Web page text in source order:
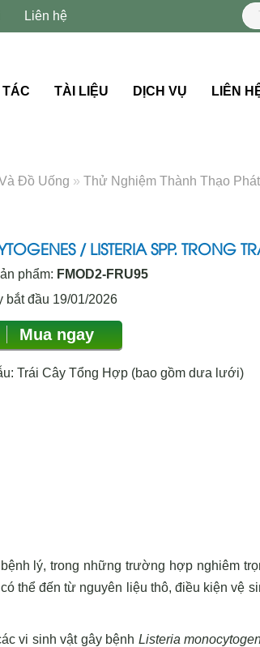
Liên hệ
TÀI LIỆU DỊCH VỤ LIÊN
Đồ Uống » Thử Nghiệm Thành Thạo
/ LISTERIA SPP. TRONG
phẩm: FMOD2-FRU95
bắt đầu 19/01/2026
Mua ngay
Trái Cây Tổng Hợp (bao gồm dưa lưới)
lý, trong những trường hợp nghiêm
thể đến từ nguyên liệu thô, điều kiện vệ
vi sinh vật gây bệnh Listeria